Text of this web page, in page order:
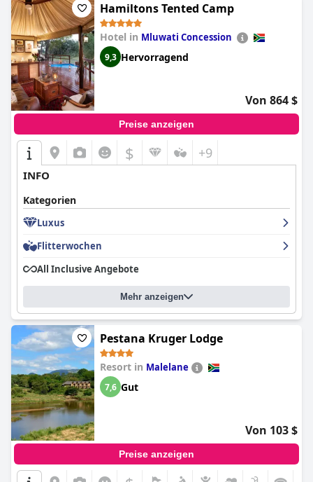
Hamiltons Tented Camp
Hotel in Mluwati Concession
9,3 Hervorragend
Von 864 $
Preise anzeigen
$ +9
INFO
Kategorien
Luxus
Flitterwochen
All Inclusive Angebote
Mehr anzeigen
Pestana Kruger Lodge
Resort in Malelane
7,6 Gut
Von 103 $
Preise anzeigen